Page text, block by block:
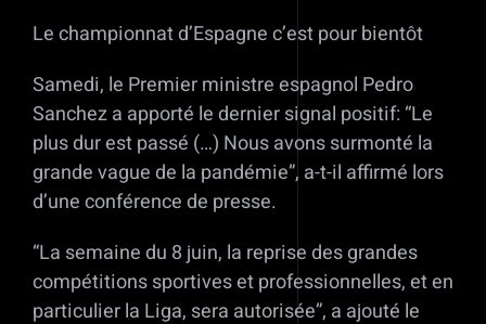
Le championnat d’Espagne c’est pour bientôt
Samedi, le Premier ministre espagnol Pedro
Sanchez a apporté le dernier signal positif: “Le
plus dur est passé (…) Nous avons surmonté la
grande vague de la pandémie”, a-t-il affirmé lors
d’une conférence de presse.
“La semaine du 8 juin, la reprise des grandes
compétitions sportives et professionnelles, et en
particulier la Liga, sera autorisée”, a ajouté le